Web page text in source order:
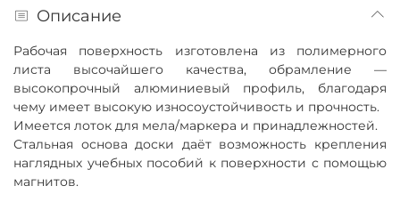
Описание
Рабочая поверхность изготовлена из полимерного
листа высочайшего качества, обрамление —
высокопрочный алюминиевый профиль, благодаря
чему имеет высокую износоустойчивость и прочность.
Имеется лоток для мела/маркера и принадлежностей.
Стальная основа доски даёт возможность крепления
наглядных учебных пособий к поверхности с помощью
магнитов.